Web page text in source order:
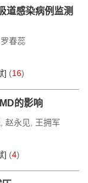
道感染病例监测
罗春蕊
] (16)
的影响
, 赵永见, 王拥军
] (4)